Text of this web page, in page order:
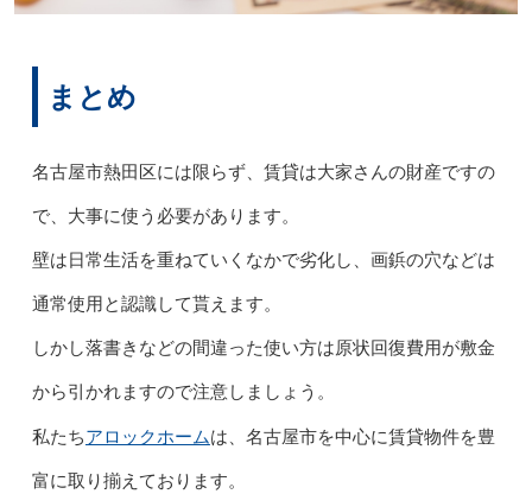
まとめ
名古屋市熱田区には限らず、賃貸は大家さんの財産ですの
で、大事に使う必要があります。
壁は日常生活を重ねていくなかで劣化し、画鋲の穴などは
通常使用と認識して貰えます。
しかし落書きなどの間違った使い方は原状回復費用が敷金
から引かれますので注意しましょう。
私たちアロックホームは、名古屋市を中心に賃貸物件を豊
富に取り揃えております。